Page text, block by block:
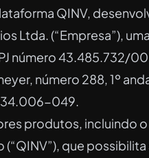
QINV,
Ltda. (“Empresa”),
número 43.485.732/
número 288, 1º
34.006-049.
produtos, incluindo
que possibilita